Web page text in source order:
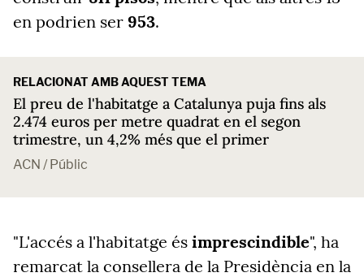
en podrien ser 953.
RELACIONAT AMB AQUEST TEMA
El preu de l'habitatge a Catalunya puja fins als
2.474 euros per metre quadrat en el segon
trimestre, un 4,2% més que el primer
ACN / Públic
"L'accés a l'habitatge és imprescindible", ha
remarcat la consellera de la Presidència en la